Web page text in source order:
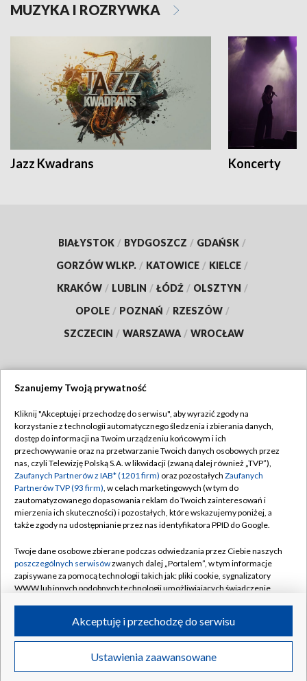
MUZYKA I ROZRYWKA
Jazz Kwadrans Koncerty
BIAŁYSTOK / BYDGOSZCZ / GDAŃSK /
GORZÓW WLKP. / KATOWICE / KIELCE /
KRAKÓW / LUBLIN / ŁÓDŹ / OLSZTYN /
OPOLE / POZNAŃ / RZESZÓW /
SZCZECIN / WARSZAWA / WROCŁAW
TVP
Abonament TVP
Emisja w TVP
Centrum informacji TVP
Naziemna Telewizja Cyfrowa
Rada Programowa
System NOS
Informacje o nadawcy
Program dla prasy
Ogłoszenie przetargowe
Regulamin TVP
Polityka prywatności
Moje zgody
Pomoc
Kontakt
Kanały
©2026 Telewizja Polska S.A. w likwidacji
Szanujemy Twoją prywatność
Kliknij "Akceptuję i przechodzę do serwisu", aby wyrazić zgody na
korzystanie z technologii automatycznego śledzenia i zbierania danych,
dostęp do informacji na Twoim urządzeniu końcowym i ich
przechowywanie oraz na przetwarzanie Twoich danych osobowych przez
nas, czyli Telewizję Polską S.A. w likwidacji (zwaną dalej również „TVP”),
Zaufanych Partnerów z IAB* (1201 firm) oraz pozostałych Zaufanych
Partnerów TVP (93 firm), w celach marketingowych (w tym do
zautomatyzowanego dopasowania reklam do Twoich zainteresowań i
mierzenia ich skuteczności) i pozostałych, które wskazujemy poniżej, a
także zgody na udostępnianie przez nas identyfikatora PPID do Google.
Twoje dane osobowe zbierane podczas odwiedzania przez Ciebie naszych
poszczególnych serwisówzwanych dalej „Portalem”, w tym informacje
zapisywane za pomocą technologii takich jak: pliki cookie, sygnalizatory
WWW lub innych podobnych technologii umożliwiających świadczenie
ruchu w Internecie.
Twoje dane osobowe zbierane podczas odwiedzania przez Ciebie
poszczególnych serwisówna Portalu, takie jak adresy IP, identyfikatory
Ustawienia zaawansowane
Akceptuję i przechodzę do serwisu